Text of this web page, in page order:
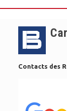
Contacts des